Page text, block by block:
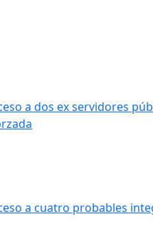
a dos ex servidores
a cuatro probables